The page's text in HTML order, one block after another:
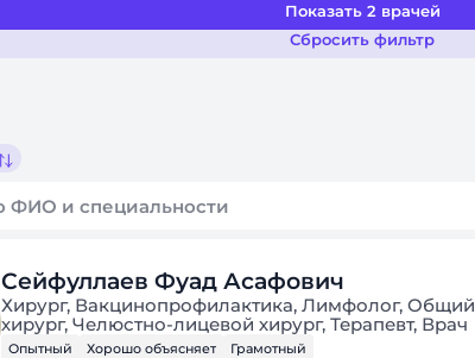
Показать 2 врачей
Сбросить фильтр
Сейфуллаев Фуад Асафович
Хирург, Вакцинопрофилактика, Лимфолог, Общий
хирург, Челюстно-лицевой хирург, Терапевт, Врач
общей практики (семейный врач) ВОП
Опытный Хорошо объясняет Грамотный